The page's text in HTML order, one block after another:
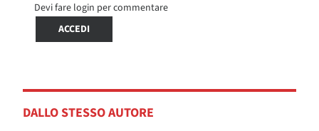
Devi fare login per commentare
ACCEDI
DALLO STESSO AUTORE